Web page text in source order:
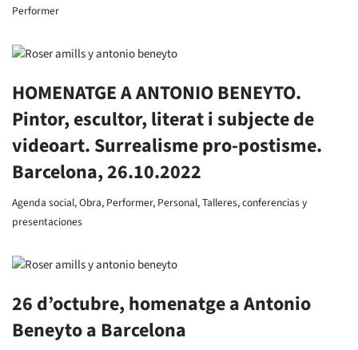
Performer
HOMENATGE A ANTONIO BENEYTO.
Pintor, escultor, literat i subjecte de
videoart. Surrealisme pro-postisme.
Barcelona, 26.10.2022
Agenda social,Obra, Performer, Personal,Talleres, conferencias y
presentaciones
26 d’octubre, homenatge a Antonio
Beneyto a Barcelona